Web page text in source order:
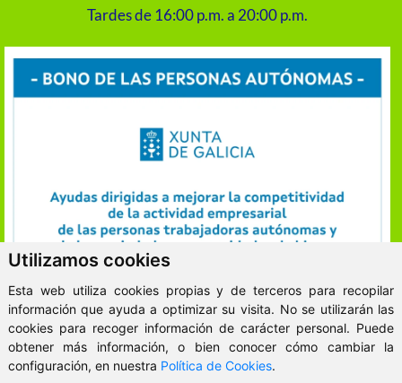
Utilizamos cookies
Esta web utiliza cookies propias y de terceros para recopilar
información que ayuda a optimizar su visita. No se utilizarán las
cookies para recoger información de carácter personal. Puede
obtener más información, o bien conocer cómo cambiar la
configuración, en nuestra Política de Cookies.
Tardes de 16:00 p.m. a 20:00 p.m.
ClickViviendas